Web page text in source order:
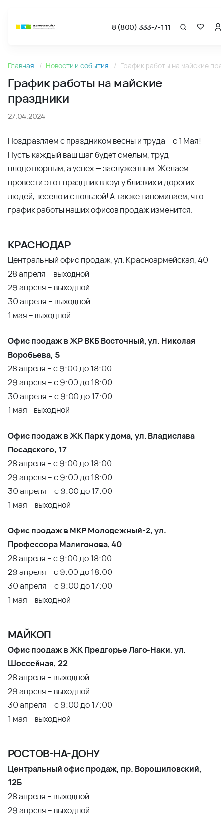
8 (800) 333-7-111
Новости
Главная Новости и события График работы на майские
График работы на майские
праздники
27.04.2024
Поздравляем с праздником весны и труда – с 1 Мая!
Пусть каждый ваш шаг будет смелым, труд —
плодотворным, а успех — заслуженным. Желаем
провести этот праздник в кругу близких и дорогих
людей, весело и с пользой! А также напоминаем, что
график работы наших офисов продаж изменится.
КРАСНОДАР
Центральный офис продаж, ул. Красноармейская, 40
28 апреля – выходной
29 апреля – выходной
30 апреля – выходной
1 мая – выходной
Офис продаж в ЖР ВКБ Восточный, ул. Николая
Воробьева, 5
28 апреля – с 9:00 до 18:00
29 апреля – с 9:00 до 18:00
30 апреля – с 9:00 до 17:00
1 мая - выходной
Офис продаж в ЖК Парк у дома, ул. Владислава
Посадского, 17
28 апреля – с 9:00 до 18:00
29 апреля – с 9:00 до 18:00
30 апреля – с 9:00 до 17:00
1 мая – выходной
Офис продаж в МКР Молодежный-2, ул.
Профессора Малигонова, 40
28 апреля – с 9:00 до 18:00
29 апреля – с 9:00 до 18:00
30 апреля – с 9:00 до 17:00
1 мая – выходной
МАЙКОП
Офис продаж в ЖК Предгорье Лаго-Наки, ул.
Шоссейная, 22
28 апреля – выходной
29 апреля – выходной
30 апреля – с 9:00 до 17:00
1 мая – выходной
РОСТОВ-НА-ДОНУ
Центральный офис продаж, пр. Ворошиловский,
12Б
28 апреля – выходной
29 апреля – выходной